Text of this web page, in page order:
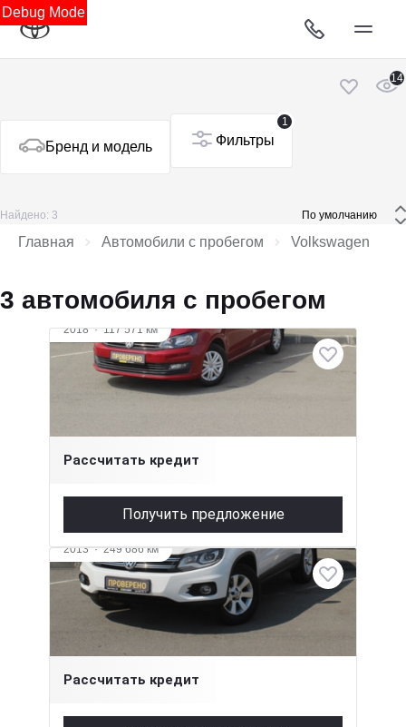
Debug Mode
14
Бренд и модель
1
Фильтры
Найдено: 3
Главная Автомобили с пробегом Volkswagen
3 автомобиля с пробегом
2018·117 571 км
Volkswagen Polo
1.6 л (90 л.с.), МКПП, бензин, передний
Рассчитать кредит
Получить предложение
2013·249 686 км
Volkswagen Tiguan
2 л (170 л.с.), АКПП, бензин, полный
1 159 000 ₽
Рассчитать кредит